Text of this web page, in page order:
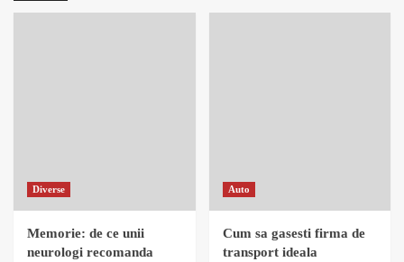
Diverse
Memorie: de ce unii
neurologi recomanda
Auto
Cum sa gasesti firma de
transport ideala